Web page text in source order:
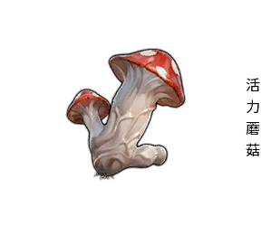
活
力
蘑
菇